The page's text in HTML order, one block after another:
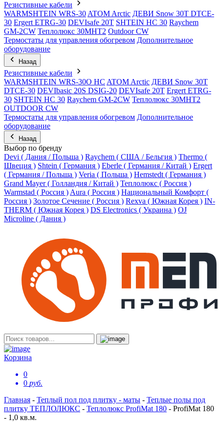
Резистивные кабели
WARMSHTEIN WRS-30 ATOM Arctic ДЕВИ Snow 30T DTCE-
30 Ergert ETRG-30 DEVIsafe 20T SHTEIN HC 30 Raychem
GM-2CW Теплолюкс 30МНТ2 Outdoor CW
Термостаты для управления обогревом Дополнительное
оборудование
Назад
Резистивные кабели
WARMSHTEIN WRS-30O HC ATOM Arctic ДЕВИ Snow 30T
DTCE-30 DEVIbasic 20S DSIG-20 DEVIsafe 20T Ergert ETRG-
30 SHTEIN HC 30 Raychem GM-2CW Теплолюкс 30МНТ2
OUTDOOR CW
Термостаты для управления обогревом Дополнительное
оборудование
Назад
Выбор по бренду
Devi ( Дания / Польша ) Raychem ( США / Бельгия ) Thermo (
Швеция ) Shtein ( Германия ) Eberle ( Германия / Китай ) Ergert
( Германия / Польша ) Veria ( Польша ) Hemstedt ( Германия )
Grand Mayer ( Голландия / Китай ) Теплолюкс ( Россия )
Warmstad ( Россия ) Aura ( Россия ) Национальный Комфорт (
Россия ) Золотое Сечение ( Россия ) Rexva ( Южная Корея ) IN-
THERM ( Южная Корея ) DS Electronics ( Украина ) OJ
Microline ( Дания )
Корзина
0
0 руб.
Главная - Теплый пол под плитку - маты - Теплые полы под
плитку ТЕПЛОЛЮКС - Теплолюкс ProfiMat 180 - ProfiMat 180
- 1,0 кв.м.